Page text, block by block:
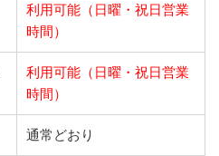
利用可能（日曜・祝日営業
時間）
利用可能（日曜・祝日営業
時間）
通常どおり